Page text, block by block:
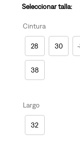
Seleccionar talla:
Cintura
28 30
38
Largo
32